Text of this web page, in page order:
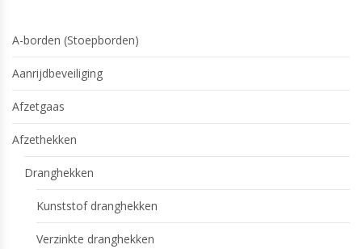
A-borden (Stoepborden)
Aanrijdbeveiliging
Afzetgaas
Afzethekken
Dranghekken
Kunststof dranghekken
Verzinkte dranghekken